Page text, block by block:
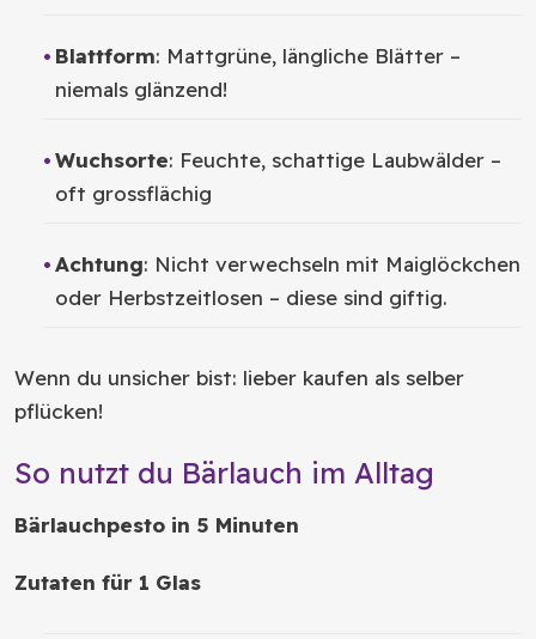
Blattform: Mattgrüne, längliche Blätter –
niemals glänzend!
Wuchsorte: Feuchte, schattige Laubwälder –
oft grossflächig
Achtung: Nicht verwechseln mit Maiglöckchen
oder Herbstzeitlosen – diese sind giftig.
Wenn du unsicher bist: lieber kaufen als selber
pflücken!
So nutzt du Bärlauch im Alltag
Bärlauchpesto in 5 Minuten
Zutaten für 1 Glas